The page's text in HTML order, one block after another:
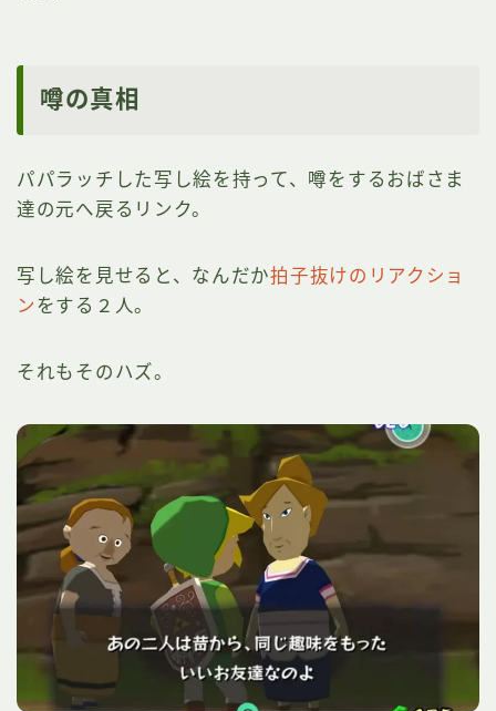
噂の真相
パパラッチした写し絵を持って、噂をするおばさま
達の元へ戻るリンク。
写し絵を見せると、なんだか拍子抜けのリアクショ
ン をする２人。
それもそのハズ。